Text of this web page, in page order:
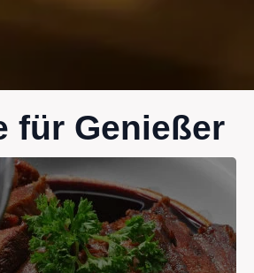
für Genießer